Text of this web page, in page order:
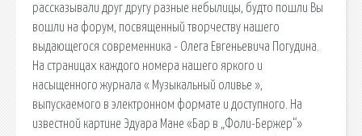
рассказывали друг другу разные небылицы, будто пошли Вы
вошли на форум, посвященный творчеству нашего
выдающегося современника - Олега Евгеньевича Погудина.
На страницах каждого номера нашего яркого и
насыщенного журнала « Музыкальный оливье »,
выпускаемого в электронном формате и доступного. На
известной картине Эдуара Мане «Бар в „Фоли-Бержер“»